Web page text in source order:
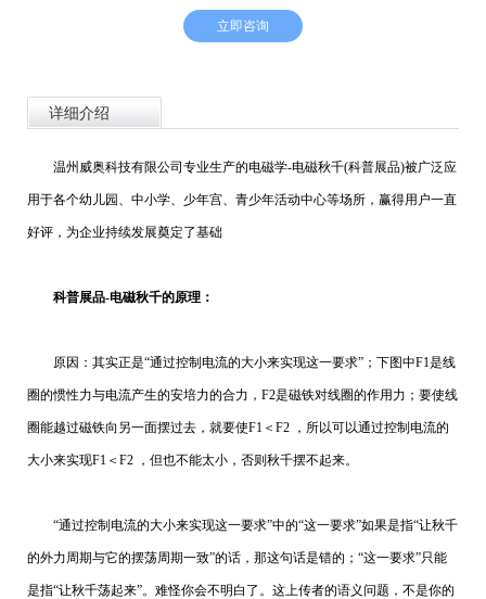
立即咨询
详细介绍
温州威奥科技有限公司专业生产的电磁学-电磁秋千(科普展品)被广泛应
用于各个幼儿园、中小学、少年宫、青少年活动中心等场所，赢得用户一直
好评，为企业持续发展奠定了基础
科普展品-电磁秋千的原理：
原因：其实正是“通过控制电流的大小来实现这一要求”；下图中F1是线
圈的惯性力与电流产生的安培力的合力，F2是磁铁对线圈的作用力；要使线
圈能越过磁铁向另一面摆过去，就要使F1＜F2 ，所以可以通过控制电流的
大小来实现F1＜F2 ，但也不能太小，否则秋千摆不起来。
“通过控制电流的大小来实现这一要求”中的“这一要求”如果是指“让秋千
的外力周期与它的摆荡周期一致”的话，那这句话是错的；“这一要求”只能
是指“让秋千荡起来”。难怪你会不明白了。这上传者的语义问题，不是你的